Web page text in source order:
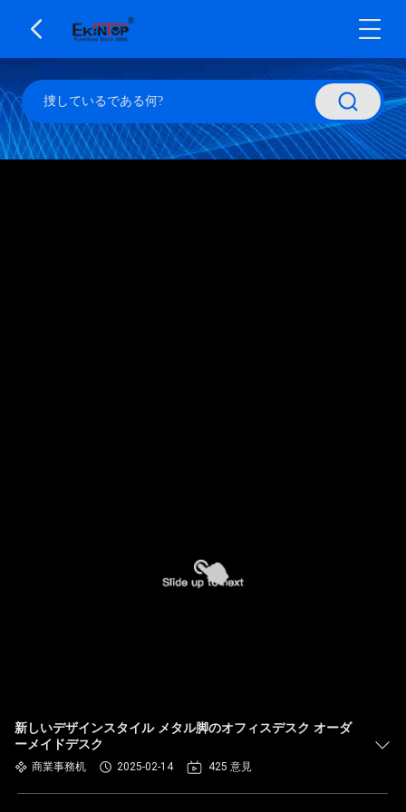
新しいデザインスタイル メタル脚のオフィスデスク オーダ
ーメイドデスク
商業事務机 2025-02-14 425 意見